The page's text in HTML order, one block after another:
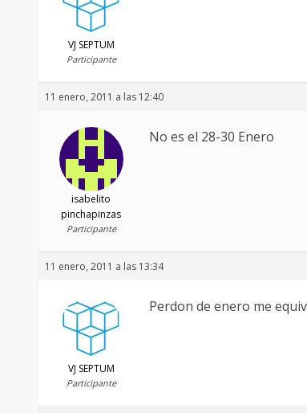
VJ SEPTUM
Participante
11 enero, 2011 a las 12:40
isabelito
pinchapinzas
Participante
No es el 28-30 Enero
11 enero, 2011 a las 13:34
VJ SEPTUM
Participante
Perdon de enero me